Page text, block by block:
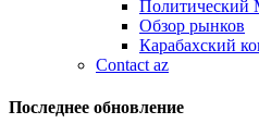
Политический
Обзор рынков
Карабахский
Contact az
Последнее обновление